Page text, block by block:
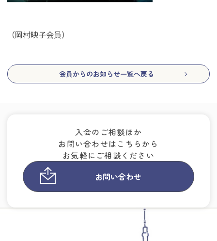
（岡村映子会員）
会員からのお知らせ一覧へ戻る
入会のご相談ほか
お問い合わせはこちらから
お気軽にご相談ください
お問い合わせ